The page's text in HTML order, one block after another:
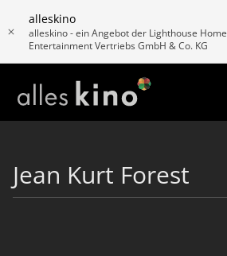
alleskino
alleskino - ein Angebot der Lighthouse Home
Entertainment Vertriebs GmbH & Co. KG
Jean Kurt Forest